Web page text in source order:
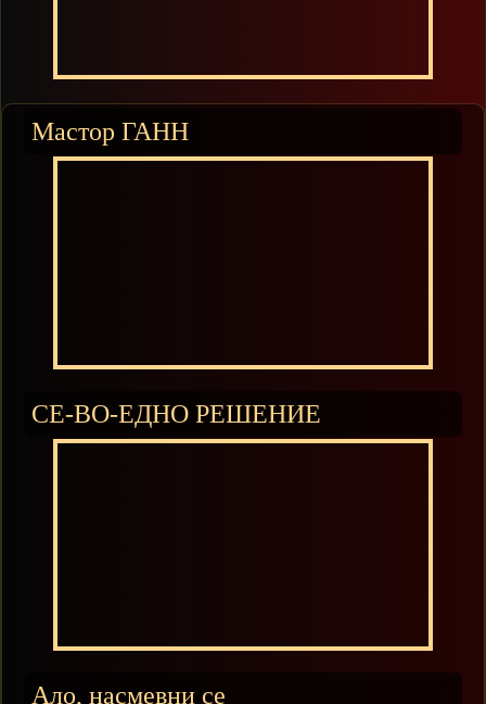
Мастор ГАНН
СЕ-ВО-ЕДНО РЕШЕНИЕ
Ало, насмевни се